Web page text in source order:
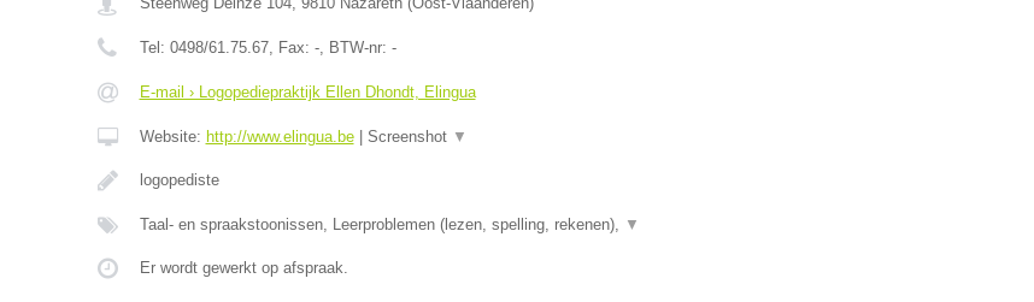
Tel: 0498/61.75.67, Fax: -, BTW-nr: -
E-mail › Logopediepraktijk Ellen Dhondt, Elingua
Website: http://www.elingua.be| Screenshot ▼
logopediste
Taal- en spraakstoonissen, Leerproblemen (lezen, spelling, rekenen), ▼
Er wordt gewerkt op afspraak.